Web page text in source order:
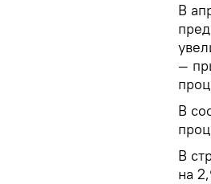
В
—
В
В
на